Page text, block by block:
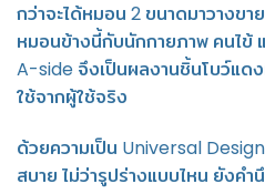
กว่าจะได้หมอน 2 ขนาดมาวางข
หมอนข้างนี้กับนักกายภาพ คนไข้
A-side จึงเป็นผลงานชิ้นโบว์แด
ใช้จากผู้ใช้จริง
ด้วยความเป็น Universal
สบาย ไม่ว่ารูปร่างแบบไหน ยังคำ